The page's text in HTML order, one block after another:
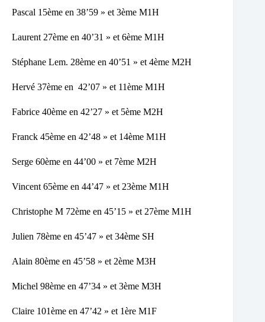
Pascal 15ème en 38’59 » et 3ème M1H
Laurent 27ème en 40’31 » et 6ème M1H
Stéphane Lem. 28ème en 40’51 » et 4ème M2H
Hervé 37ème en 42’07 » et 11ème M1H
Fabrice 40ème en 42’27 » et 5ème M2H
Franck 45ème en 42’48 » et 14ème M1H
Serge 60ème en 44’00 » et 7ème M2H
Vincent 65ème en 44’47 » et 23ème M1H
Christophe M 72ème en 45’15 » et 27ème M1H
Julien 78ème en 45’47 » et 34ème SH
Alain 80ème en 45’58 » et 2ème M3H
Michel 98ème en 47’34 » et 3ème M3H
Claire 101ème en 47’42 » et 1ère M1F